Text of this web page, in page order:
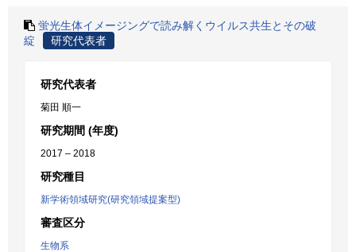
蛍光生体イメージングで読み解くウイルス共生とその破
綻
研究代表者
研究代表者
菊田 順一
研究期間 (年度)
2017 – 2018
研究種目
新学術領域研究(研究領域提案型)
審査区分
生物系